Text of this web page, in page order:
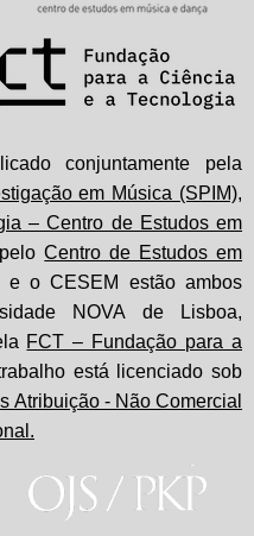
conjuntamente pela
em Música (SPIM),
– Centro de Estudos em
Centro de Estudos em
e o CESEM estão ambos
NOVA de Lisboa,
FCT – Fundação para a
está licenciado sob
Atribuição - Não Comercial